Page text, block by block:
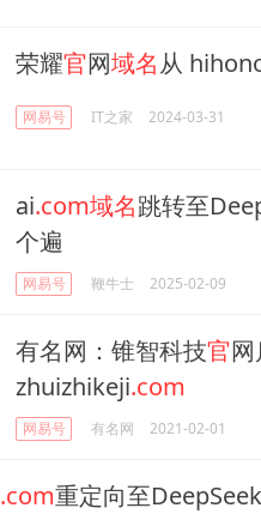
荣耀官网域名从
网易号 IT之家 2024-03-31
ai.com域名跳转至
个遍
网易号 鞭牛士 2025-02-09
有名网：锥智科技官
zhuizhikeji.com
网易号 有名网 2021-02-01
.com重定向至DeepSeek